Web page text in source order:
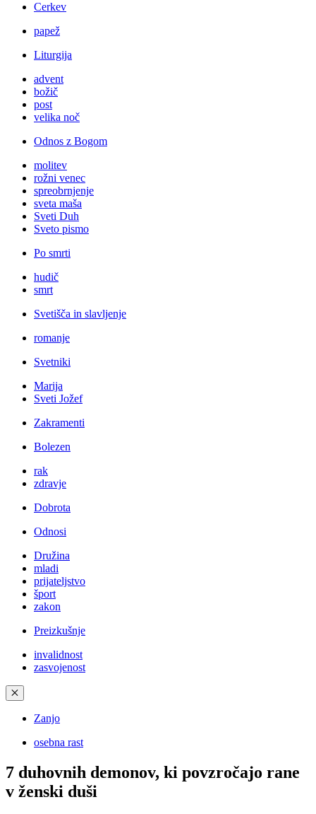
Cerkev
papež
Liturgija
advent
božič
post
velika noč
Odnos z Bogom
molitev
rožni venec
spreobrnjenje
sveta maša
Sveti Duh
Sveto pismo
Po smrti
hudič
smrt
Svetišča in slavljenje
romanje
Svetniki
Marija
Sveti Jožef
Zakramenti
Bolezen
rak
zdravje
Dobrota
Odnosi
Družina
mladi
prijateljstvo
šport
zakon
Preizkušnje
invalidnost
zasvojenost
✕
Zanjo
osebna rast
7 duhovnih demonov, ki povzročajo rane
v ženski duši